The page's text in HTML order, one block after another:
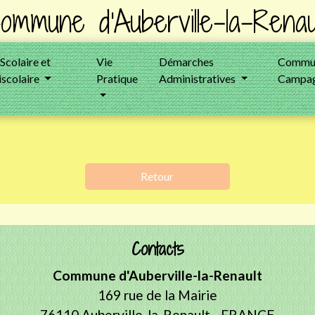
d'Auberville-la-
et
Vie
Pratique
Démarches
Administratives
Retour
Contacts
Commune d'Auberville-la-Renault
169 rue de la Mairie